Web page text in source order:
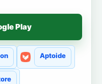
Play
Aptoide